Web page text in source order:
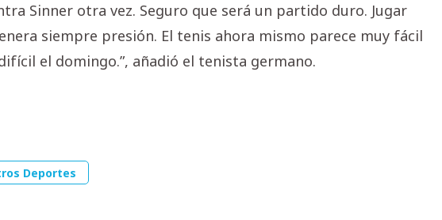
Sinner otra vez. Seguro que será un partido duro. Jugar
siempre presión. El tenis ahora mismo parece muy fácil
el domingo.”, añadió el tenista germano.
Deportes